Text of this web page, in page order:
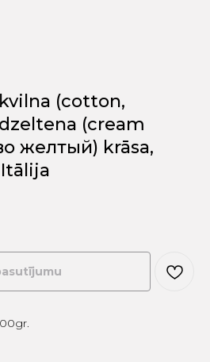
(cotton,
(cream
желтый) krāsa,